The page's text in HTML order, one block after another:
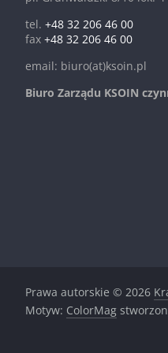
tel. +48 32 206 46 00
fax +48 32 206 46 00
email: biuro(at)ksoin.pl
Biuro Zarządu KSOIN
Prawa autorskie © 2026
Motyw: ColorMag